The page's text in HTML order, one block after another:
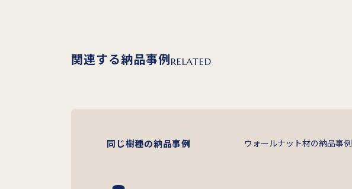
関連する納品事例RELATED
同じ樹種の納品事例 ウォールナット材の納品事例